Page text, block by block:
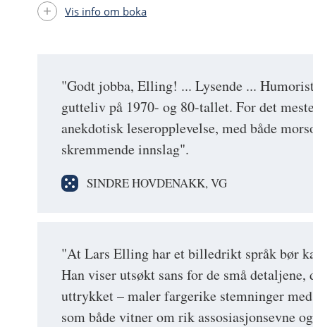
"Godt jobba, Elling! ... Lysende ...
gutteliv på 1970- og 80-tallet. For det
anekdotisk leseropplevelse, med både
skremmende innslag".
SINDRE HOVDENAKK, VG
"At Lars Elling har et billedrikt språk bør
Han viser utsøkt sans for de små detaljene,
uttrykket – maler fargerike stemninger
som både vitner om rik assosiasjonsevne
Vis info om boka